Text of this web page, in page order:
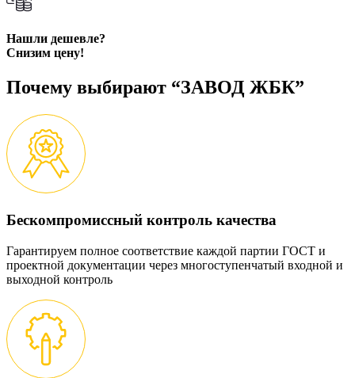
Нашли дешевле?
Снизим цену!
Почему выбирают “ЗАВОД ЖБК”
Бескомпромиссный контроль качества
Гарантируем полное соответствие каждой партии ГОСТ и
проектной документации через многоступенчатый входной и
выходной контроль